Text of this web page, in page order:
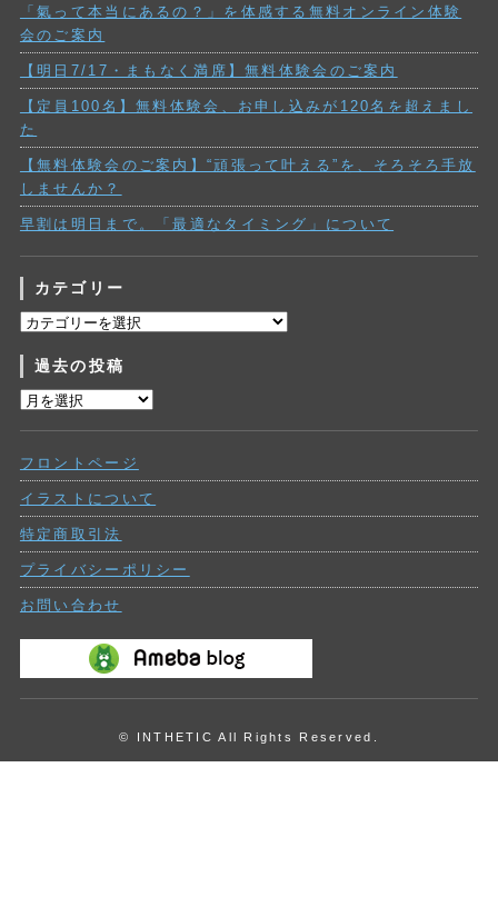
「氣って本当にあるの？」を体感する無料オンライン体験
会のご案内
【明日7/17・まもなく満席】無料体験会のご案内
【定員100名】無料体験会、お申し込みが120名を超えまし
た
【無料体験会のご案内】“頑張って叶える”を、そろそろ手放
しませんか？
早割は明日まで。「最適なタイミング」について
カテゴリー
カ
ゴ
リ
ー
過去の投稿
過
投
稿
フロントページ
イラストについて
特定商取引法
プライバシーポリシー
お問い合わせ
© INTHETIC All Rights Reserved.